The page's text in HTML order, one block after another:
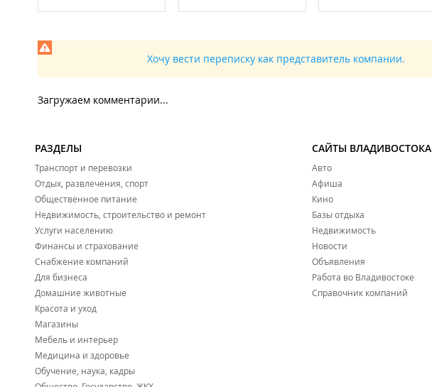
Хочу вести переписку как представитель компании.
Загружаем комментарии...
РАЗДЕЛЫ
Транспорт и перевозки
Отдых, развлечения, спорт
Общественное питание
Недвижимость, строительство и ремонт
Услуги населению
Финансы и страхование
Снабжение компаний
Для бизнеса
Домашние животные
Красота и уход
Магазины
Мебель и интерьер
Медицина и здоровье
Обучение, наука, кадры
САЙТЫ ВЛАДИВОСТОКА
Авто
Афиша
Кино
Базы отдыха
Недвижимость
Новости
Объявления
Работа во Владивостоке
Справочник компаний